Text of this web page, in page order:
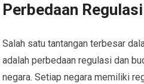
Perbedaan
Salah satu tantangan terbesar
adalah perbedaan regulasi dan
negara. Setiap negara memiliki